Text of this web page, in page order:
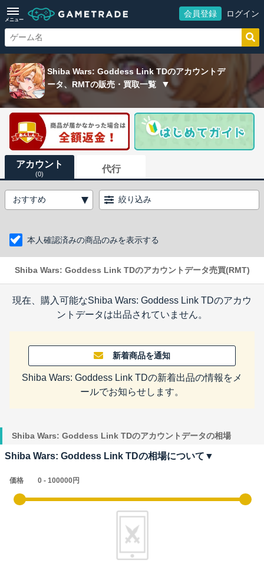
メニュー
会員登録 ログイン
Shiba Wars: Goddess Link TDのアカウントデ
ータ、RMTの販売・買取一覧
アカウント
(0) 代行
絞り込み
本人確認済みの商品のみを表示する
Shiba Wars: Goddess Link TDのアカウントデータ売買(RMT)
現在、購入可能なShiba Wars: Goddess Link TDのアカウ
ントデータは出品されていません。
新着商品を通知
Shiba Wars: Goddess Link TDの新着出品の情報をメ
ールでお知らせします。
Shiba Wars: Goddess Link TDのアカウントデータの相場
Shiba Wars: Goddess Link TDの相場について▼
価格